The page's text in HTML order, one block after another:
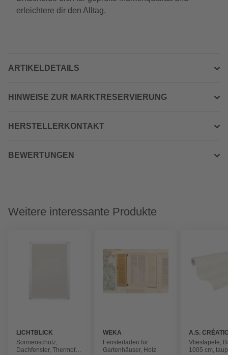
erleichtere dir den Alltag.
ARTIKELDETAILS
HINWEISE ZUR MARKTRESERVIERUNG
HERSTELLERKONTAKT
BEWERTUNGEN
Weitere interessante Produkte
LICHTBLICK
Sonnenschutz,
Dachfenster, Thermofix,
WEKA
Fensterladen für
Gartenhäuser, Holz
A.S.
Vliestapete,
1005 cm,